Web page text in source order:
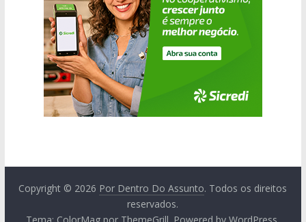
Copyright © 2026 Por Dentro Do Assunto. Todos os direitos
reservados.
Tema: ColorMag por ThemeGrill. Powered byWordPress